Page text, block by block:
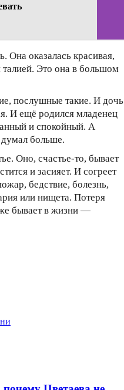
Она оказалась красивая,
Это она в большом
послушные такие. И дочь
И ещё родился младенец
и спокойный. А
больше.
Оно, счастье-то, бывает
и засияет. И согреет
бедствие, болезнь,
или нищета. Потеря
бывает в жизни —